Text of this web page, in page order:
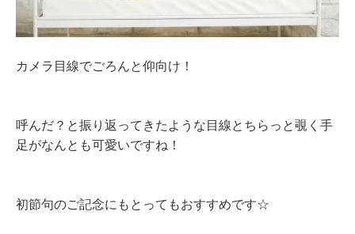
カメラ目線でごろんと仰向け！
呼んだ？と振り返ってきたような目線とちらっと覗く手
足がなんとも可愛いですね！
初節句のご記念にもとってもおすすめです☆